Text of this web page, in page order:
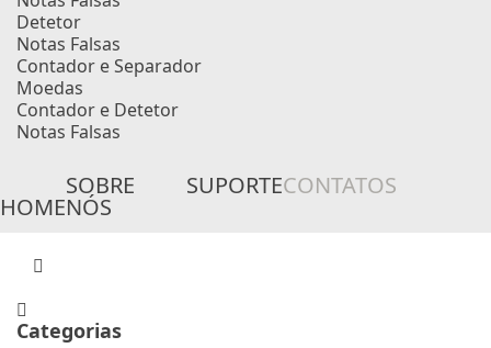
Detetor
Notas Falsas
Contador e Separador
Moedas
Contador e Detetor
Notas Falsas
HOME
SOBRE
NÓS
SUPORTECONTATOS
Categorias